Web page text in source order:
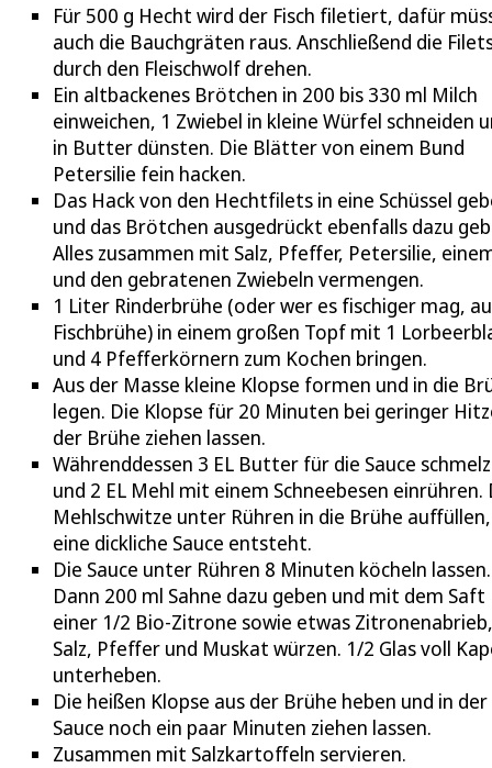
Für 500 g Hecht wird der Fisch filetiert, dafür
auch die Bauchgräten raus. Anschließend die
durch den Fleischwolf drehen.
Ein altbackenes Brötchen in 200 bis 330 ml Milch
einweichen, 1 Zwiebel in kleine Würfel schneiden
in Butter dünsten. Die Blätter von einem Bund
Petersilie fein hacken.
Das Hack von den Hechtfilets in eine Schüssel
und das Brötchen ausgedrückt ebenfalls dazu
Alles zusammen mit Salz, Pfeffer, Petersilie,
und den gebratenen Zwiebeln vermengen.
1 Liter Rinderbrühe (oder wer es fischiger mag,
Fischbrühe) in einem großen Topf mit 1
und 4 Pfefferkörnern zum Kochen bringen.
Aus der Masse kleine Klopse formen und in die
legen. Die Klopse für 20 Minuten bei geringer
der Brühe ziehen lassen.
Währenddessen 3 EL Butter für die Sauce
und 2 EL Mehl mit einem Schneebesen einrühren.
Mehlschwitze unter Rühren in die Brühe
eine dickliche Sauce entsteht.
Die Sauce unter Rühren 8 Minuten köcheln lassen.
Dann 200 ml Sahne dazu geben und mit dem Saft
einer 1/2 Bio-Zitrone sowie etwas Zitronenabrieb,
Salz, Pfeffer und Muskat würzen. 1/2 Glas voll
unterheben.
Die heißen Klopse aus der Brühe heben und in der
Sauce noch ein paar Minuten ziehen lassen.
Zusammen mit Salzkartoffeln servieren.